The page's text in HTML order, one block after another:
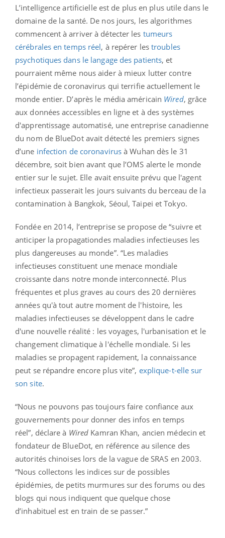
L’intelligence artificielle est de plus en plus utile dans le
domaine de la santé. De nos jours, les algorithmes
commencent à arriver à détecter les tumeurs
cérébrales en temps réel, à repérer lestroubles
psychotiques dans le langage des patients, et
pourraient même nous aider à mieux lutter contre
l’épidémie de coronavirus qui terrifie actuellement le
monde entier. D’après le média américain Wired, grâce
aux données accessibles en ligne et à des systèmes
d'apprentissage automatisé, une entreprise canadienne
du nom de BlueDot avait détecté les premiers signes
d’une infection de coronavirus à Wuhan dès le 31
décembre, soit bien avant que l’OMS alerte le monde
entier sur le sujet. Elle avait ensuite prévu que l'agent
infectieux passerait les jours suivants du berceau de la
contamination à Bangkok, Séoul, Taipei et Tokyo.
Fondée en 2014, l’entreprise se propose de “suivre et
anticiper la propagationdes maladies infectieuses les
plus dangereuses au monde”. “Les maladies
infectieuses constituent une menace mondiale
croissante dans notre monde interconnecté. Plus
fréquentes et plus graves au cours des 20 dernières
années qu'à tout autre moment de l'histoire, les
maladies infectieuses se développent dans le cadre
d'une nouvelle réalité : les voyages, l'urbanisation et le
changement climatique à l'échelle mondiale. Si les
maladies se propagent rapidement, la connaissance
peut se répandre encore plus vite”, explique-t-elle sur
son site.
“Nous ne pouvons pas toujours faire confiance aux
gouvernements pour donner des infos en temps
réel”, déclare à Wired Kamran Khan, ancien médecin et
fondateur de BlueDot, en référence au silence des
autorités chinoises lors de la vague de SRAS en 2003.
“Nous collectons les indices sur de possibles
épidémies, de petits murmures sur des forums ou des
blogs qui nous indiquent que quelque chose
d’inhabituel est en train de se passer.”